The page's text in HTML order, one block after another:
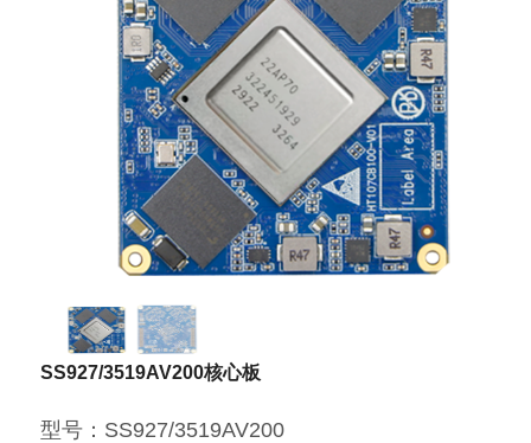
SS927/3519AV200核心板
型号：SS927/3519AV200